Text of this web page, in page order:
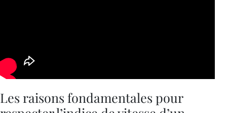
Les raisons fondamentales pour